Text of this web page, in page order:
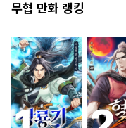
무협 만화 랭킹